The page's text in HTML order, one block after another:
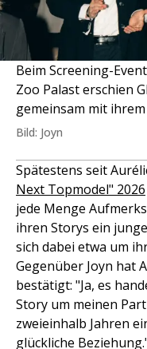
Beim Screening-
Zoo Palast erschien
gemeinsam mit
Bild: Joyn
Spätestens seit
Next Topmodel" 2026
jede Menge
ihren Storys ein
sich dabei etwa um
Gegenüber Joyn hat
bestätigt: "Ja, es
Story um meinen
zweieinhalb Jahren
glückliche